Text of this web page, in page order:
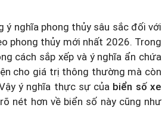
ý nghĩa phong thủy sâu sắc đối với
phong thủy mới nhất 2026. Trong
cách sắp xếp và ý nghĩa ẩn chứa
cho giá trị thông thường mà còn
ý nghĩa thực sự của biển số xe
nét hơn về biển số này cũng như